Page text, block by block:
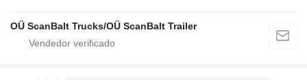
OÜ ScanBalt Trucks/OÜ ScanBalt Trailer